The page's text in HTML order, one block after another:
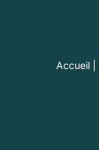
Accueil